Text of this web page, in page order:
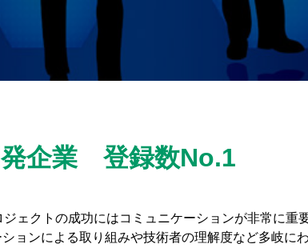
発企業登録数No.1
ェクトの成功にはコミュニケーションが非常に重
ョンによる取り組みや技術者の理解度など多岐に